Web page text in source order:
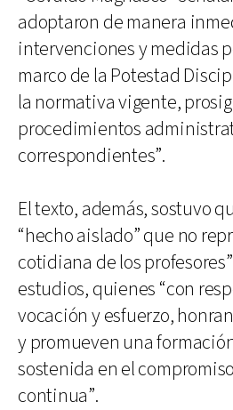
adoptaron de manera
intervenciones y medidas
marco de la Potestad
la normativa vigente,
procedimientos
correspondientes”.
El texto, además, sostuvo
“hecho aislado” que no
cotidiana de los
estudios, quienes “con
vocación y esfuerzo,
y promueven una
sostenida en el
continua”.